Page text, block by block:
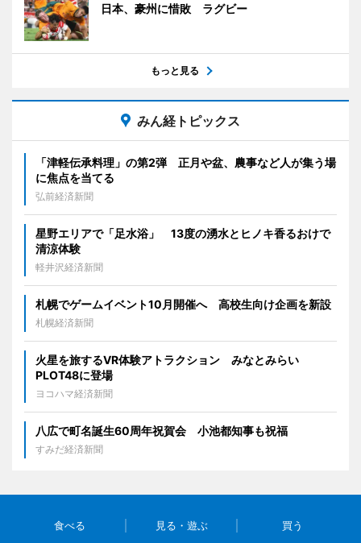
日本、豪州に惜敗 ラグビー
もっと見る
みん経トピックス
「津軽伝承料理」の第2弾 正月や盆、農事など人が集う場
に焦点を当てる
弘前経済新聞
星野エリアで「足水浴」 13度の湧水とヒノキ香るおけで
清涼体験
軽井沢経済新聞
札幌でゲームイベント10月開催へ 高校生向け企画を新設
札幌経済新聞
火星を旅するVR体験アトラクション みなとみらい
PLOT48に登場
ヨコハマ経済新聞
八広で町名誕生60周年祝賀会 小池都知事も祝福
すみだ経済新聞
食べる 見る・遊ぶ 買う